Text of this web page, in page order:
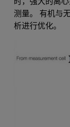
测量。 有机与
析进行优化。